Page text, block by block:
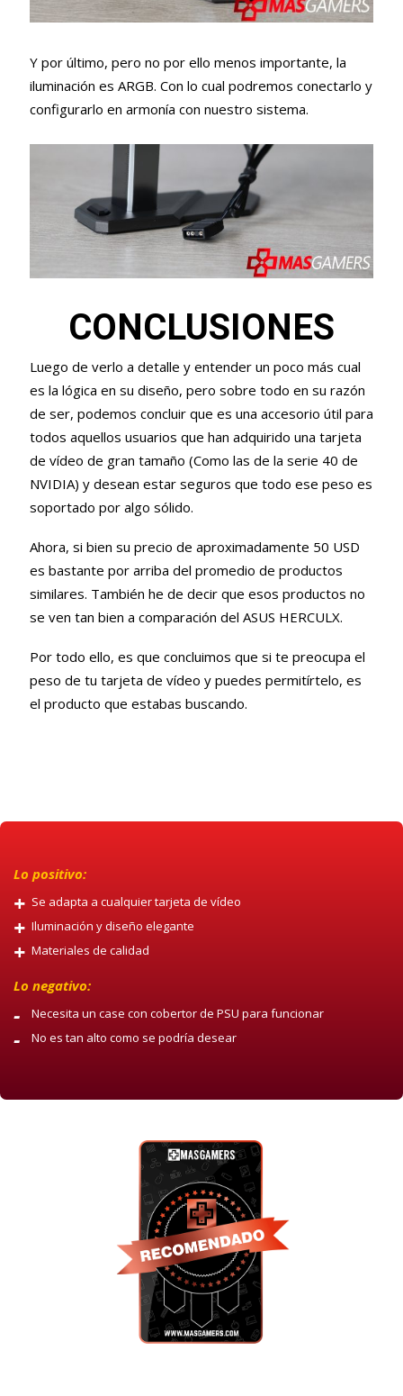
Y por último, pero no por ello menos importante, la
iluminación es ARGB. Con lo cual podremos conectarlo y
configurarlo en armonía con nuestro sistema.
CONCLUSIONES
Luego de verlo a detalle y entender un poco más cual
es la lógica en su diseño, pero sobre todo en su razón
de ser, podemos concluir que es una accesorio útil para
todos aquellos usuarios que han adquirido una tarjeta
de vídeo de gran tamaño (Como las de la serie 40 de
NVIDIA) y desean estar seguros que todo ese peso es
soportado por algo sólido.
Ahora, si bien su precio de aproximadamente 50 USD
es bastante por arriba del promedio de productos
similares. También he de decir que esos productos no
se ven tan bien a comparación del ASUS HERCULX.
Por todo ello, es que concluimos que si te preocupa el
peso de tu tarjeta de vídeo y puedes permitírtelo, es
el producto que estabas buscando.
Lo positivo:
Se adapta a cualquier tarjeta de vídeo
Iluminación y diseño elegante
Materiales de calidad
Lo negativo:
Necesita un case con cobertor de PSU para funcionar
No es tan alto como se podría desear